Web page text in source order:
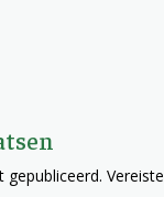
gepubliceerd.